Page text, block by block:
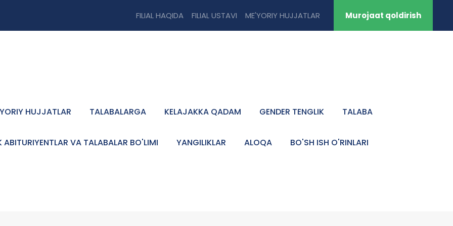
FILIAL HAQIDA FILIAL USTAVI ME'YORIY HUJJATLAR Murojaat qoldirish
HUJJATLAR TALABALARGA KELAJAKKA QADAM GENDER TENGLIK TALABA
ABITURIYENTLAR VA TALABALAR BO'LIMI YANGILIKLAR ALOQA BO'SH ISH O'RINLARI